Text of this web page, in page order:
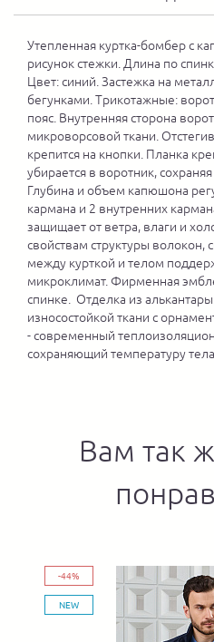
Утепленная куртка-бомбер с
рисунок стежки. Длина по
Цвет: синий. Застежка на
бегунками. Трикотажные:
пояс. Внутренняя сторона
микроворсовой ткани.
крепится на кнопки. Планка
убирается в воротник,
Глубина и объем капюшона
кармана и 2 внутренних
защищает от ветра, влаги и
свойствам структуры волокон,
между курткой и телом
микроклимат. Фирменная
спинке. Отделка из
износостойкой ткани с
- современный
сохраняющий температуру тела.
Вам так
-44%
NEW